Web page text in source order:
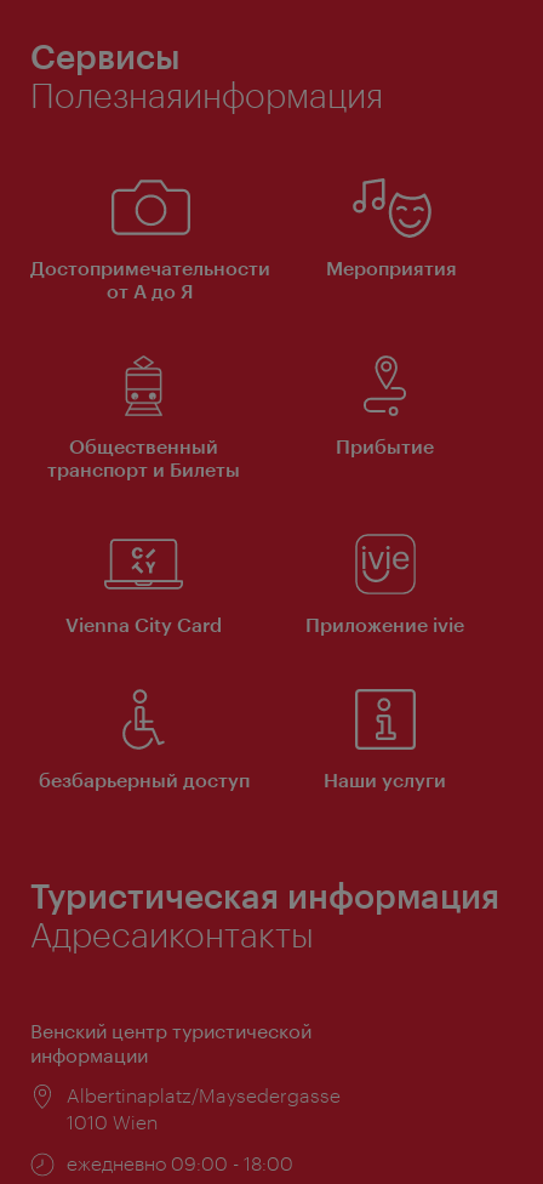
Сервисы
Полезнаяинформация
Достопримечательности
от А до Я
Мероприятия
Общественный
транспорт и Билеты
Прибытие
Vienna City Card Приложение ivie
безбарьерный доступ Наши услуги
Туристическая информация
Адресаиконтакты
Венский центр туристической
информации
Расположение:
Albertinaplatz/Maysedergasse
1010 Wien
Часы
ежедневно 09:00 - 18:00